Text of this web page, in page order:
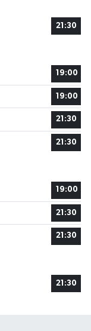
21:30
19:00
19:00
21:30
21:30
19:00
21:30
21:30
21:30